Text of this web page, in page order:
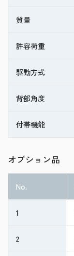
質量
許容荷重
駆動方式
背部角度
付帯機能
オプション品
No.
1
2